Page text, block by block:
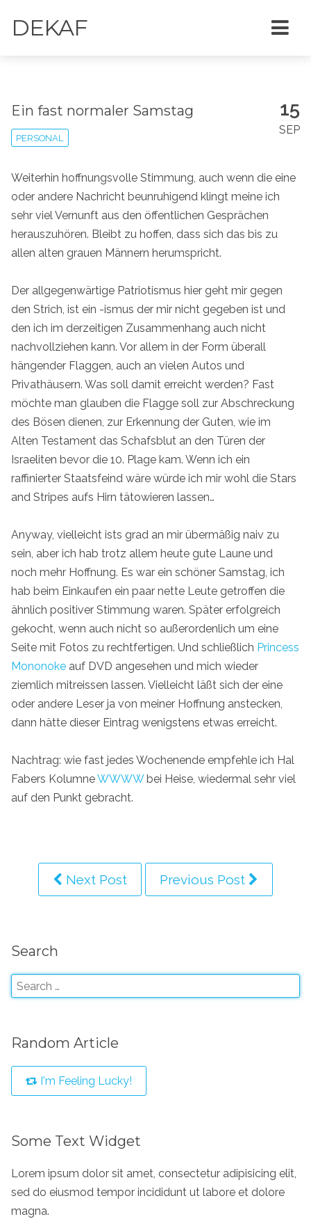
DEKAF
15
SEP
Ein fast normaler Samstag
PERSONAL
Weiterhin hoffnungsvolle Stimmung, auch wenn die eine
oder andere Nachricht beunruhigend klingt meine ich
sehr viel Vernunft aus den öffentlichen Gesprächen
herauszuhören. Bleibt zu hoffen, dass sich das bis zu
allen alten grauen Männern herumspricht.
Der allgegenwärtige Patriotismus hier geht mir gegen
den Strich, ist ein -ismus der mir nicht gegeben ist und
den ich im derzeitigen Zusammenhang auch nicht
nachvollziehen kann. Vor allem in der Form überall
hängender Flaggen, auch an vielen Autos und
Privathäusern. Was soll damit erreicht werden? Fast
möchte man glauben die Flagge soll zur Abschreckung
des Bösen dienen, zur Erkennung der Guten, wie im
Alten Testament das Schafsblut an den Türen der
Israeliten bevor die 10. Plage kam. Wenn ich ein
raffinierter Staatsfeind wäre würde ich mir wohl die Stars
and Stripes aufs Hirn tätowieren lassen…
Anyway, vielleicht ists grad an mir übermäßig naiv zu
sein, aber ich hab trotz allem heute gute Laune und
noch mehr Hoffnung. Es war ein schöner Samstag, ich
hab beim Einkaufen ein paar nette Leute getroffen die
ähnlich positiver Stimmung waren. Später erfolgreich
gekocht, wenn auch nicht so außerordenlich um eine
Seite mit Fotos zu rechtfertigen. Und schließlich Princess
Mononoke auf DVD angesehen und mich wieder
ziemlich mitreissen lassen. Vielleicht läßt sich der eine
oder andere Leser ja von meiner Hoffnung anstecken,
dann hätte dieser Eintrag wenigstens etwas erreicht.
Nachtrag: wie fast jedes Wochenende empfehle ich Hal
Fabers KolumneWWWWbei Heise, wiedermal sehr viel
auf den Punkt gebracht.
Next Post Previous Post
Search
Random Article
I'm Feeling Lucky!
Some Text Widget
Lorem ipsum dolor sit amet, consectetur adipisicing elit,
sed do eiusmod tempor incididunt ut labore et dolore
magna.